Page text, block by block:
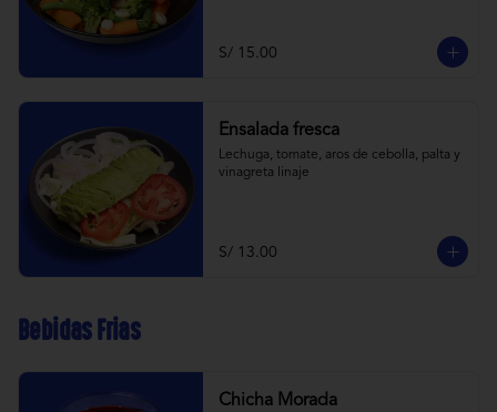
S/ 15.00
Ensalada fresca
Lechuga, tomate, aros de cebolla, palta y
vinagreta linaje
S/ 13.00
Bebidas Frias
Chicha Morada